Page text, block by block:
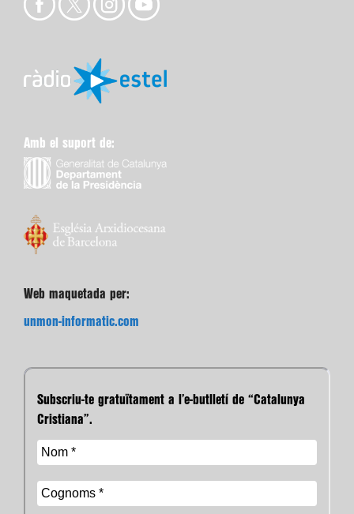
Amb el suport de:
Web maquetada per:
unmon-informatic.com
Subscriu-te gratuïtament a l’e-butlletí de “Catalunya
Cristiana”.